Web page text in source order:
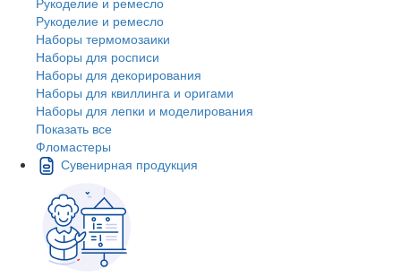
Рукоделие и ремесло
Наборы термомозаики
Наборы для росписи
Наборы для декорирования
Наборы для квиллинга и оригами
Наборы для лепки и моделирования
Показать все
Фломастеры
Сувенирная продукция